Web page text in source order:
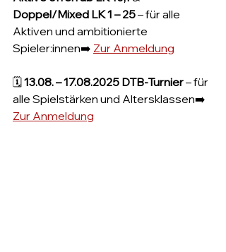
Doppel/Mixed LK 1 – 25 – für alle
Aktiven und ambitionierte
Spieler:innen➡️ Zur Anmeldung
🗓 13.08. – 17.08.2025 DTB-Turnier – für
alle Spielstärken und Altersklassen➡️
Zur Anmeldung